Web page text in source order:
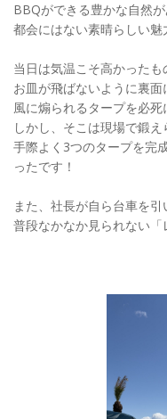
BBQができる豊かな自然が
都会にはない素晴らしい魅
当日は気温こそ高かったも
お皿が飛ばないように裏面
風に煽られるタープを必死
しかし、そこは現場で鍛え
手際よく3つのタープを完
ったです！
また、社長が自ら台車を引
普段なかなか見られない「